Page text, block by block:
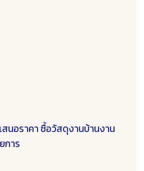
สนอราคา ซื้อวัสดุงานบ้านงาน
การ